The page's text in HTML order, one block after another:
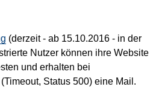
(derzeit - ab 15.10.2016 - in der
Nutzer können ihre Website
und erhalten bei
Status 500) eine Mail.